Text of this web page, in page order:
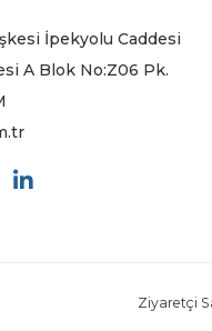
İpekyolu Caddesi
A Blok No:Z06 Pk.
Ziyaretçi